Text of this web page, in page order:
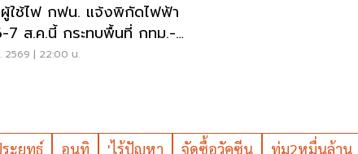
ผู้ใช้ไฟ กฟน. แจ้งพิกัดไฟฟ้า
7 ส.ค.นี้ กระทบพื้นที่ กทม.-
-สมุทรปราการ
2569 | 22:00 น.
ะยุทธุ์ อนุทิ 'ไร้ปัญหา จัดซื้อวัคซีน
ทุ่ม2หมื่นล้าน